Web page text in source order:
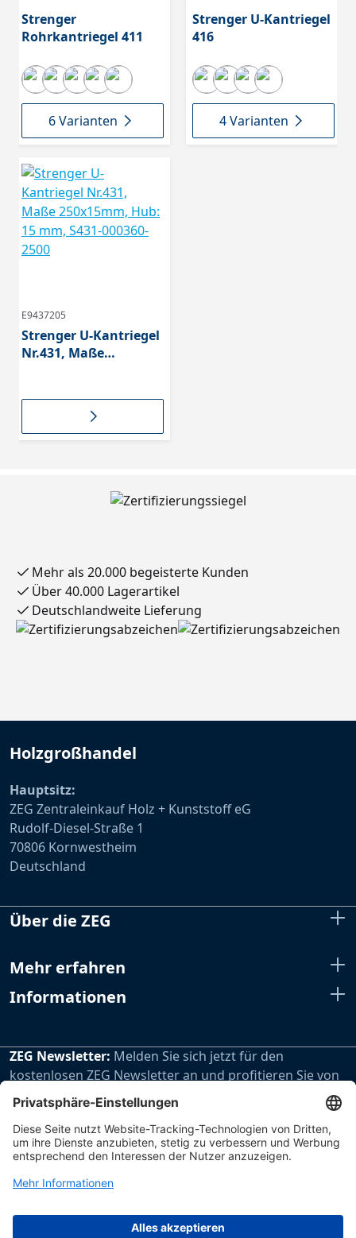
Strenger
Rohrkantriegel 411
6 Varianten
Strenger U-Kantriegel
416
4 Varianten
E9437205
Strenger U-Kantriegel
Nr.431, Maße
Mehr als 20.000 begeisterte Kunden
Über 40.000 Lagerartikel
Deutschlandweite Lieferung
Holzgroßhandel
Hauptsitz:
ZEG Zentraleinkauf Holz + Kunststoff eG
Rudolf-Diesel-Straße 1
70806 Kornwestheim
Deutschland
Über die ZEG
Mehr erfahren
Informationen
ZEG Newsletter: Melden Sie sich jetzt für den
kostenlosen ZEG Newsletter an und profitieren Sie von
den extra Vorteilen unseres regelmäßig erscheinenden
Newsletters.
Zur Newsletteranmeldung